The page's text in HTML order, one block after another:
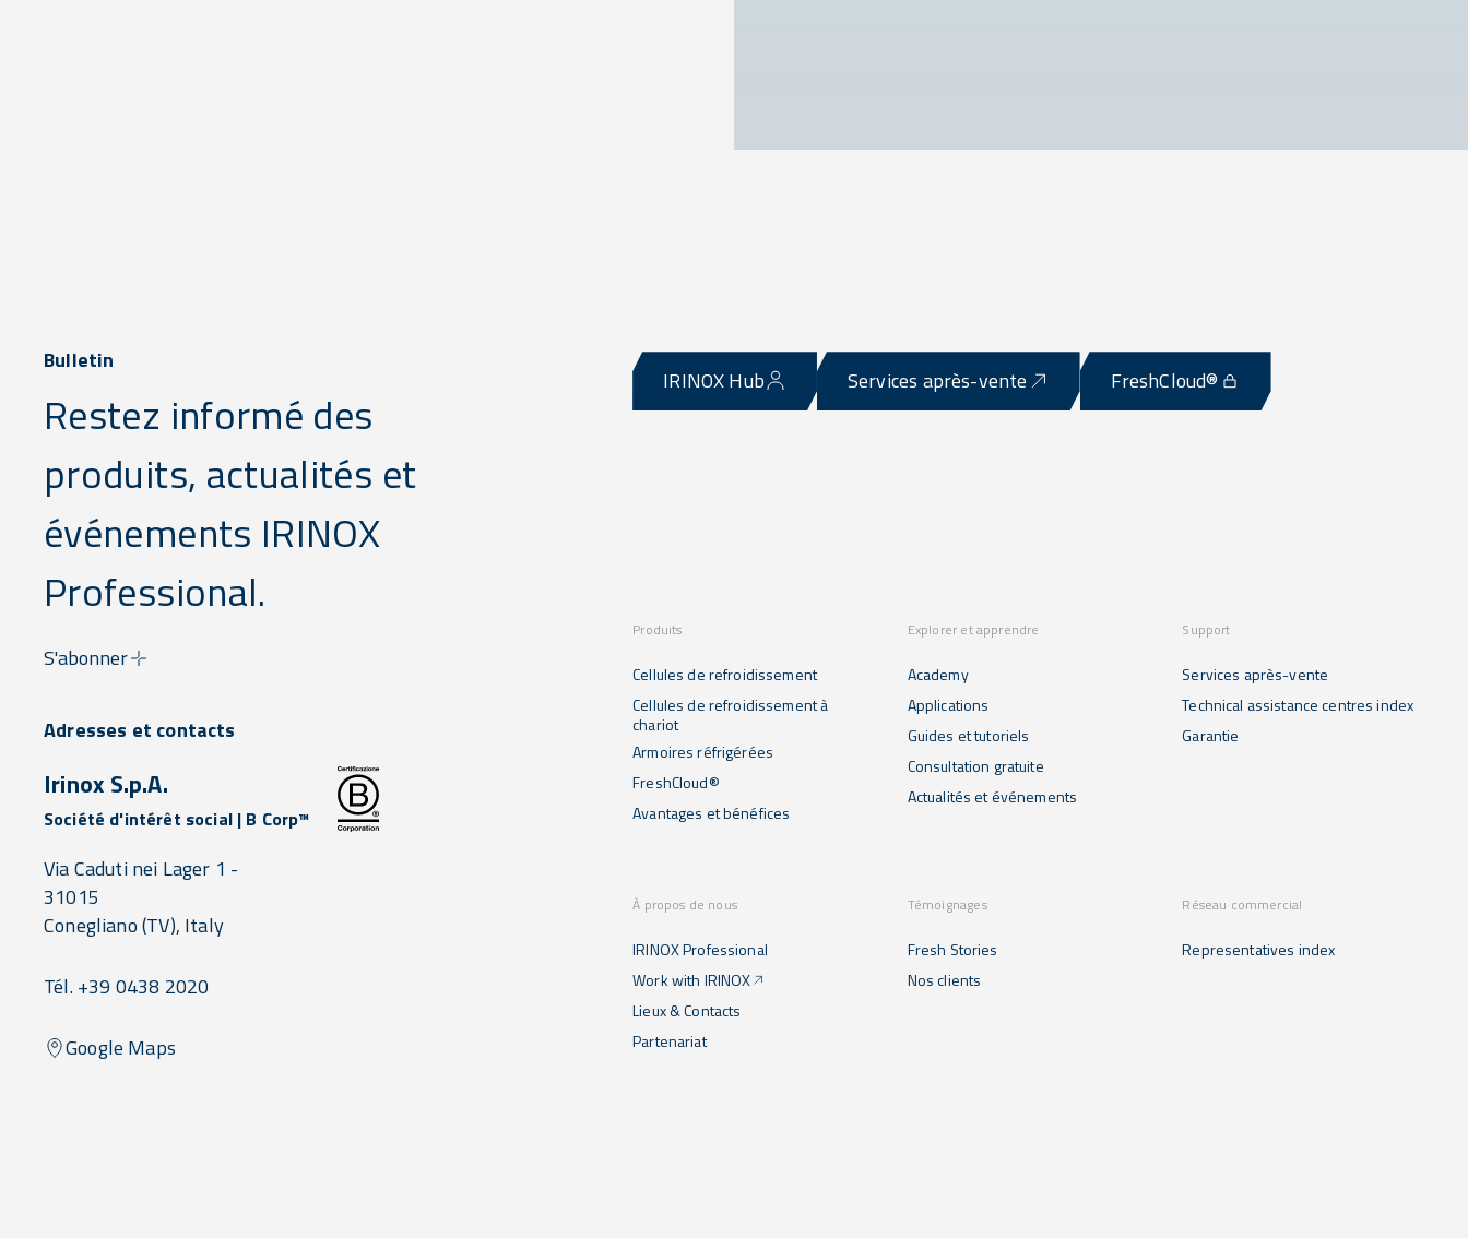
Bulletin
Restez informé des
produits, actualités et
événements IRINOX
Professional.
S'abonner
IRINOX Hub Services après-vente FreshCloud®
Produits
Cellules de refroidissement
Cellules de refroidissement à
chariot
Armoires réfrigérées
FreshCloud®
Avantages et bénéfices
Explorer et apprendre
Academy
Applications
Guides et tutoriels
Consultation gratuite
Actualités et événements
Support
Services après-vente
Technical assistance centres index
Garantie
À propos de nous
IRINOX Professional
Work with IRINOX
Lieux & Contacts
Partenariat
Témoignages
Fresh Stories
Nos clients
Réseau commercial
Representatives index
Adresses et contacts
Irinox S.p.A.
Société d'intérêt social | B Corp™
Via Caduti nei Lager 1 -
31015
Conegliano(TV), Italy
Tél. +39 0438 2020
Google Maps